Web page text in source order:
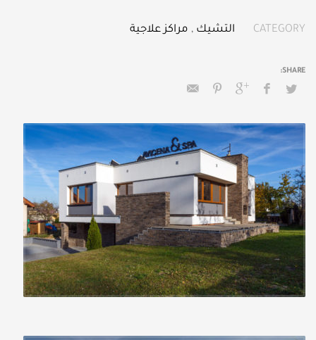
CATEGORY التشيك , مراكز علاجية